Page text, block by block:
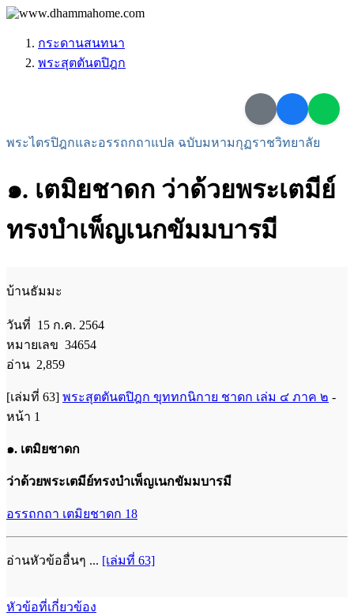
กระดานสนทนา
พระสุตตันตปิฎก
พระไตรปิฎกและอรรถกถาแปล ฉบับมหามกุฏราชวิทยาลัย
๑. เตมิยชาดก ว่าด้วยพระเตมีย์
ทรงบําเพ็ญเนกขัมมบารมี
บ้านธัมมะ
วันที่ 15 ก.ค. 2564
หมายเลข 34654
อ่าน 2,859
[เล่มที่ 63] พระสุตตันตปิฎก ขุททกนิกาย ชาดก เล่ม ๔ ภาค ๒ -
หน้า 1
๑. เตมิยชาดก
ว่าด้วยพระเตมีย์ทรงบําเพ็ญเนกขัมมบารมี
อรรถกถา เตมิยชาดก 18
อ่านหัวข้ออื่นๆ ... [เล่มที่ 63]
หัวข้อที่เกี่ยวข้อง